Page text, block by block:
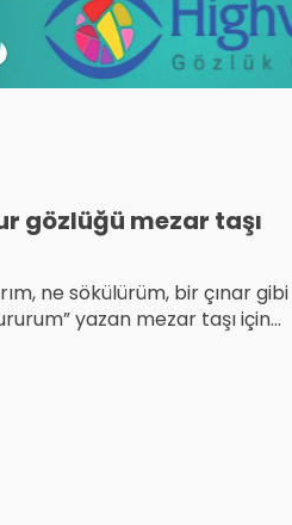
gözlüğü mezar taşı
ne sökülürüm, bir çınar gibi
yazan mezar taşı için